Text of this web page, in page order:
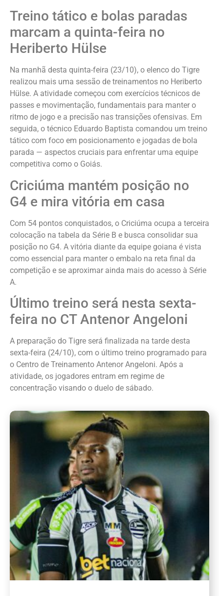
Treino tático e bolas paradas
marcam a quinta-feira no
Heriberto Hülse
Na manhã desta quinta-feira (23/10), o elenco do Tigre
realizou mais uma sessão de treinamentos no Heriberto
Hülse. A atividade começou com exercícios técnicos de
passes e movimentação, fundamentais para manter o
ritmo de jogo e a precisão nas transições ofensivas. Em
seguida, o técnico Eduardo Baptista comandou um treino
tático com foco em posicionamento e jogadas de bola
parada — aspectos cruciais para enfrentar uma equipe
competitiva como o Goiás.
Criciúma mantém posição no
G4 e mira vitória em casa
Com 54 pontos conquistados, o Criciúma ocupa a terceira
colocação na tabela da Série B e busca consolidar sua
posição no G4. A vitória diante da equipe goiana é vista
como essencial para manter o embalo na reta final da
competição e se aproximar ainda mais do acesso à Série
A.
Último treino será nesta sexta-
feira no CT Antenor Angeloni
A preparação do Tigre será finalizada na tarde desta
sexta-feira (24/10), com o último treino programado para
o Centro de Treinamento Antenor Angeloni. Após a
atividade, os jogadores entram em regime de
concentração visando o duelo de sábado.